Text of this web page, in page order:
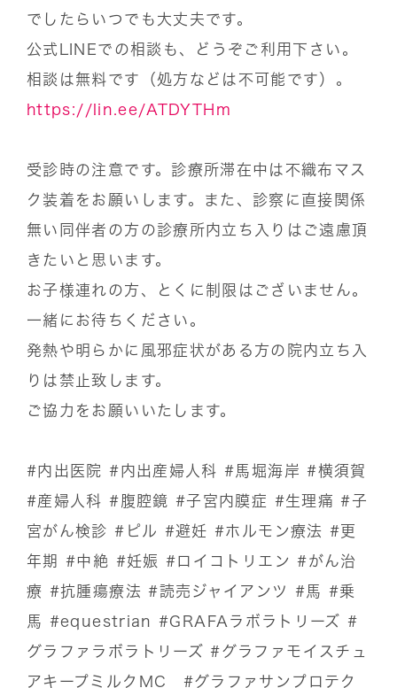
でしたらいつでも大丈夫です。
公式LINEでの相談も、どうぞご利用下さい。
相談は無料です（処方などは不可能です）。
https://lin.ee/ATDYTHm
受診時の注意です。診療所滞在中は不織布マス
ク装着をお願いします。また、診察に直接関係
無い同伴者の方の診療所内立ち入りはご遠慮頂
きたいと思います。
お子様連れの方、とくに制限はございません。
一緒にお待ちください。
発熱や明らかに風邪症状がある方の院内立ち入
りは禁止致します。
ご協力をお願いいたします。
#内出医院 #内出産婦人科 #馬堀海岸 #横須賀
#産婦人科 #腹腔鏡 #子宮内膜症 #生理痛 #子
宮がん検診 #ピル #避妊 #ホルモン療法 #更
年期
#中絶 #妊娠 #ロイコトリエン #がん治
療 #抗腫瘍療法 #読売ジャイアンツ #馬
#乗
馬
#equestrian #GRAFAラボラトリーズ #
グラファラボラトリーズ #グラファモイスチュ
アキープミルクMC
#グラファサンプロテク